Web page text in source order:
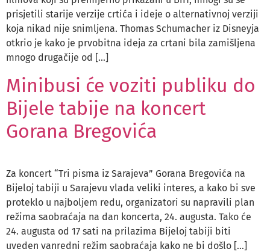
prisjetili starije verzije crtića i ideje o alternativnoj verziji
koja nikad nije snimljena. Thomas Schumacher iz Disneyja
otkrio je kako je prvobitna ideja za crtani bila zamišljena
mnogo drugačije od […]
Minibusi će voziti publiku do
Bijele tabije na koncert
Gorana Bregovića
Za koncert “Tri pisma iz Sarajeva” Gorana Bregovića na
Bijeloj tabiji u Sarajevu vlada veliki interes, a kako bi sve
proteklo u najboljem redu, organizatori su napravili plan
režima saobraćaja na dan koncerta, 24. augusta. Tako će
24. augusta od 17 sati na prilazima Bijeloj tabiji biti
uveden vanredni režim saobraćaja kako ne bi došlo […]